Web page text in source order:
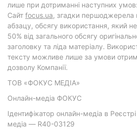
лише при дотриманні наступних
Cайт focus.ua, згадки
абзацу, обсягу використання, який
50% від загального обсягу
заголовку та ліда матеріалу.
тексту можливе лише за умови
дозволу Компанії.
ТОВ «ФОКУС МЕДІА»
Онлайн-медіа ФОКУС
Ідентифікатор онлайн-медіа в Реєстрі
медіа — R40-03129